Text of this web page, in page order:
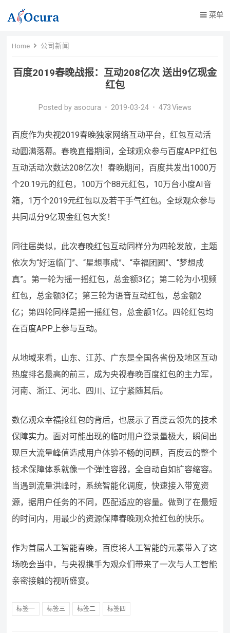
菜单
Home 公司新闻
百度2019春晚战报：互动208亿次 送出9亿现金
红包
Posted by asocura • 2019-03-24 • 473Views
百度作为央视2019春晚独家网络互动平台，红包互动活
动圆满落幕。春晚直播期间，全球观众参与百度APP红包
互动活动次数达208亿次！春晚期间，百度共发出1000万
个20.19元的红包，100万个88元红包，10万台小度AI音
箱，1万个2019元红包以及若干手气红包。全球观众参与
共同瓜分9亿现金红包大奖！
同往届类似，此次春晚红包互动同样分为四轮发放，主题
依次为“好运临门”、“星想事成”、“幸福团圆”、“梦想成
真”。第一轮为摇一摇红包，总金额3亿；第二轮为小视频
红包，总金额3亿；第三轮为语音互动红包，总金额2
亿；第四轮同样是摇一摇红包，总金额1亿。四轮红包均
在百度APP上参与互动。
从地域来看，山东、江苏、广东是全国各省份及地区互动
热度排名最高的前三，成为央视春晚百度红包的主力军，
河南、浙江、河北、四川、辽宁紧随其后。
数亿观众幸福抢红包的背后，也展示了百度云领先的技术
保障实力。面对可能出现的临时用户登录量极大，瞬间出
现巨大流量峰值造成用户体验不畅的问题，百度云的整个
技术保障体系就像一个弹性容器，全自动自如扩容缩容。
当遇到流量洪峰时，系统智能化调度，快速接入带宽资
源，据用户任务的不同，匹配适应的容量。做到了在最短
的时间内，用最少的资源保障春晚观众抢红包的快乐。
作为首届人工智能春晚，百度将人工智能的元素带入了这
场晚会当中，与央视携手为观众们带来了一次与人工智能
亲密接触的视听盛宴。
标签一 标签三 标签二 标签四